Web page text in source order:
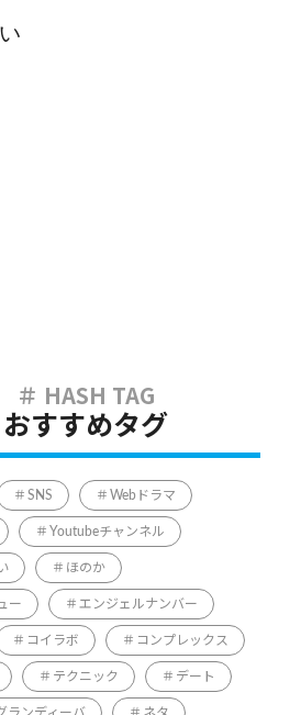
おすすめタグ
SNS Webドラマ
Youtubeチャンネル
ほのか
ー エンジェルナンバー
コイラボ コンプレックス
テクニック デート